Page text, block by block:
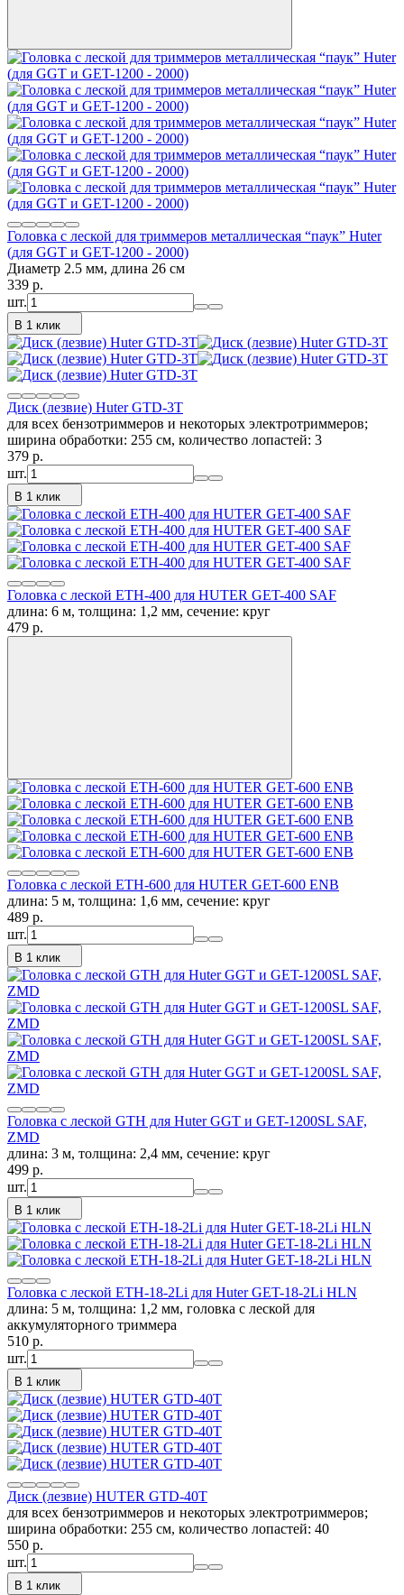
Головка с леской для триммеров металлическая “паук” Huter
(для GGT и GET-1200 - 2000)
Диаметр 2.5 мм, длина 26 см
339 p.
шт.
В 1 клик
Диск (лезвие) Huter GTD-3T
для всех бензотриммеров и некоторых электротриммеров;
ширина обработки: 255 см, количество лопастей: 3
379 p.
шт.
В 1 клик
Головка с леской ETH-400 для HUTER GET-400 SAF
длина: 6 м, толщина: 1,2 мм, сечение: круг
479 p.
Головка с леской ETH-600 для HUTER GET-600 ENB
длина: 5 м, толщина: 1,6 мм, сечение: круг
489 p.
шт.
В 1 клик
Головка с леской GTH для Huter GGT и GET-1200SL SAF,
ZMD
длина: 3 м, толщина: 2,4 мм, сечение: круг
499 p.
шт.
В 1 клик
Головка с леской ETH-18-2Li для Huter GET-18-2Li HLN
длина: 5 м, толщина: 1,2 мм, головка с леской для
аккумуляторного триммера
510 p.
шт.
В 1 клик
Диск (лезвие) HUTER GTD-40T
для всех бензотриммеров и некоторых электротриммеров;
ширина обработки: 255 см, количество лопастей: 40
550 p.
шт.
В 1 клик